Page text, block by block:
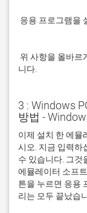
니다.
3 : Windows
방법 -
이제 설치 한 에뮬
시오. 지금 입력하
수 있습니다. 그것
에뮬레이터 소프
튼을 누르면 응용